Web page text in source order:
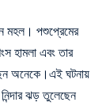
মহল। পশুপ্রেমের
হামলা এবং তার
অনেকে।এই ঘটনায়
ঝড় তুলেছেন